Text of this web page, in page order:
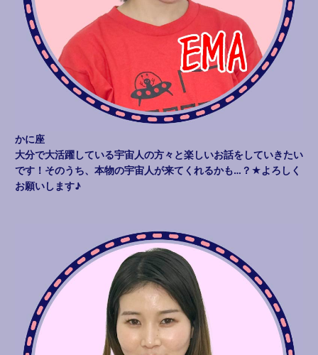
かに座
大分で大活躍している宇宙人の方々と楽しいお話をしていきたい
です！そのうち、本物の宇宙人が来てくれるかも…？★よろしく
お願いします♪